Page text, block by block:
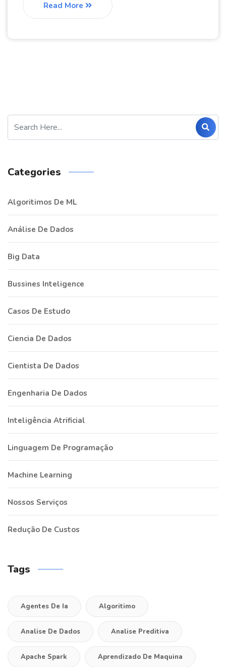
Read More
Categories
Algoritimos De ML
Análise De Dados
Big Data
Bussines Inteligence
Casos De Estudo
Ciencia De Dados
Cientista De Dados
Engenharia De Dados
Inteligência Atrificial
Linguagem De Programação
Machine Learning
Nossos Serviços
Redução De Custos
Tags
Agentes De Ia Algoritimo
Analise De Dados Analise Preditiva
Apache Spark Aprendizado De Maquina